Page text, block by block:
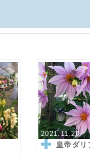
2021.11.20
皇帝ダリ